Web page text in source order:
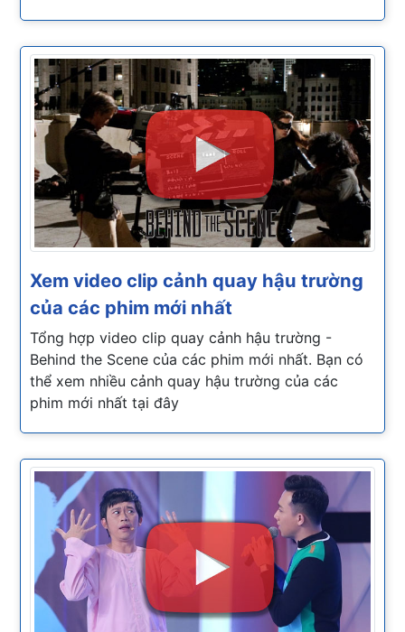
Xem video clip cảnh quay hậu trường
của các phim mới nhất
Tổng hợp video clip quay cảnh hậu trường -
Behind the Scene của các phim mới nhất. Bạn có
thể xem nhiều cảnh quay hậu trường của các
phim mới nhất tại đây